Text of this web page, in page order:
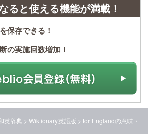
ると使える機能が満載！
保存できる！
の実施回数増加！
英辞典 > Wiktionary英語版 > for Englandの意味・